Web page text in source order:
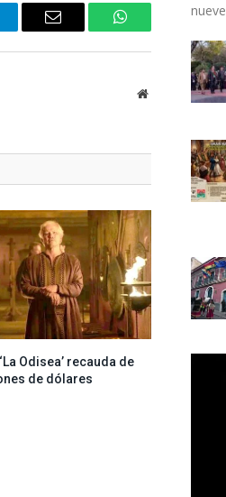
Email WhatsApp
Website
Odisea’ recauda de
de dólares